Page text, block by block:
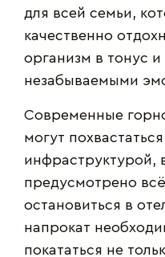
для всей семьи,
качественно
организм в тонус и
незабываемыми
Современные
могут
инфраструктурой,
предусмотрено
остановиться в
напрокат
покататься не